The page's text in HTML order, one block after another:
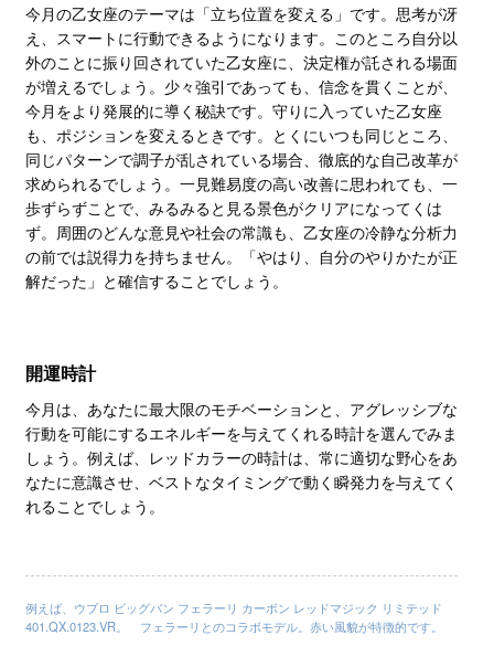
今月の乙女座のテーマは「立ち位置を変える」です。思考が冴
え、スマートに行動できるようになります。このところ自分以
外のことに振り回されていた乙女座に、決定権が託される場面
が増えるでしょう。少々強引であっても、信念を貫くことが、
今月をより発展的に導く秘訣です。守りに入っていた乙女座
も、ポジションを変えるときです。とくにいつも同じところ、
同じパターンで調子が乱されている場合、徹底的な自己改革が
求められるでしょう。一見難易度の高い改善に思われても、一
歩ずらずことで、みるみると見る景色がクリアになってくは
ず。周囲のどんな意見や社会の常識も、乙女座の冷静な分析力
の前では説得力を持ちません。「やはり、自分のやりかたが正
解だった」と確信することでしょう。
開運時計
今月は、あなたに最大限のモチベーションと、アグレッシブな
行動を可能にするエネルギーを与えてくれる時計を選んでみま
しょう。例えば、レッドカラーの時計は、常に適切な野心をあ
なたに意識させ、ベストなタイミングで動く瞬発力を与えてく
れることでしょう。
例えば、ウブロ ビッグバン フェラーリ カーボン レッドマジック リミテッド
401.QX.0123.VR。 フェラーリとのコラボモデル。赤い風貌が特徴的です。